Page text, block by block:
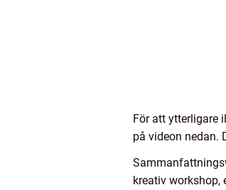
För att ytterligare
på videon nedan.
kreativ workshop,